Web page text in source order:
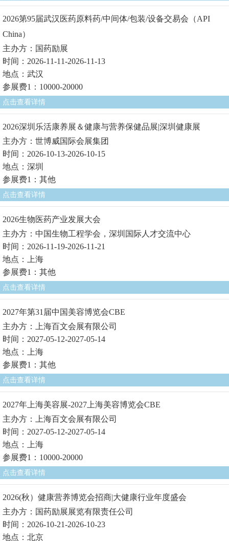
2026第95届武汉医药原料药/中间体/包装/设备交易会（API
China）
主办方：国药励展
时间：2026-11-11-2026-11-13
地点：武汉
参展费1：10000-20000
点击查看详情
2026深圳乐活康养展＆健康与营养保健品展|深圳健康展
主办方：世博威国际会展集团
时间：2026-10-13-2026-10-15
地点：深圳
参展费1：其他
点击查看详情
2026生物医药产业发展大会
主办方：中国生物工程学会，深圳国际人才交流中心
时间：2026-11-19-2026-11-21
地点：上海
参展费1：其他
点击查看详情
2027年第31届中国美容博览会CBE
主办方：上海百文会展有限公司
时间：2027-05-12-2027-05-14
地点：上海
参展费1：其他
点击查看详情
2027年上海美容展-2027上海美容博览会CBE
主办方：上海百文会展有限公司
时间：2027-05-12-2027-05-14
地点：上海
参展费1：10000-20000
点击查看详情
2026(秋）健康营养博览会招商|大健康行业年度盛会
主办方：国药励展展览有限责任公司
时间：2026-10-21-2026-10-23
地点：北京